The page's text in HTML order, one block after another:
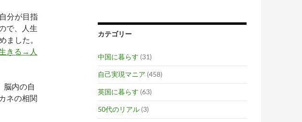
分が目指
で、人生
ました。
きる→人
脳内の自
ネの相関
カテゴリー
中国に暮らす (31)
自己実現マニア (458)
英国に暮らす (63)
50代のリアル (3)